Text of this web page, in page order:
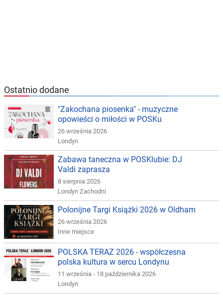
Ostatnio dodane
"Zakochana piosenka" - muzyczne
opowieści o miłości w POSKu
26 września 2026
Londyn
Zabawa taneczna w POSKlubie: DJ
Valdi zaprasza
8 sierpnia 2026
Londyn Zachodni
Polonijne Targi Książki 2026 w Oldham
26 września 2026
Inne miejsce
POLSKA TERAZ 2026 - współczesna
polska kultura w sercu Londynu
11 września - 18 października 2026
Londyn